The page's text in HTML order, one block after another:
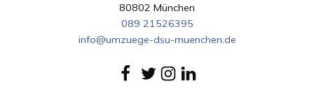
80802 München
089 21526395
info@umzuege-dsu-muenchen.de